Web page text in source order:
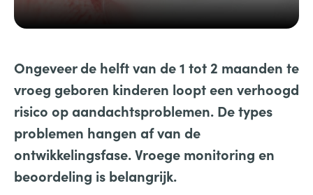
Ongeveer de helft van de 1 tot 2 maanden te
vroeg geboren kinderen loopt een verhoogd
risico op aandachtsproblemen. De types
problemen hangen af van de
ontwikkelingsfase. Vroege monitoring en
beoordeling is belangrijk.